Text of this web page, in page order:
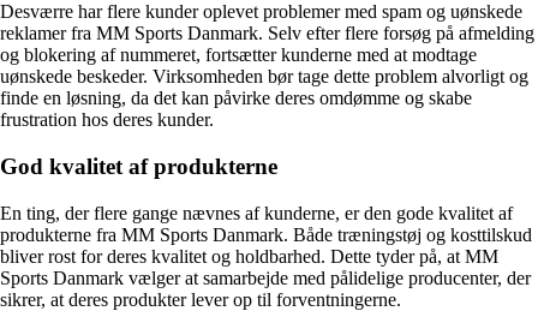
Desværre har flere kunder oplevet problemer med spam og uønskede
reklamer fra MM Sports Danmark. Selv efter flere forsøg på afmelding
og blokering af nummeret, fortsætter kunderne med at modtage
uønskede beskeder. Virksomheden bør tage dette problem alvorligt og
finde en løsning, da det kan påvirke deres omdømme og skabe
frustration hos deres kunder.
God kvalitet af produkterne
En ting, der flere gange nævnes af kunderne, er den gode kvalitet af
produkterne fra MM Sports Danmark. Både træningstøj og kosttilskud
bliver rost for deres kvalitet og holdbarhed. Dette tyder på, at MM
Sports Danmark vælger at samarbejde med pålidelige producenter, der
sikrer, at deres produkter lever op til forventningerne.